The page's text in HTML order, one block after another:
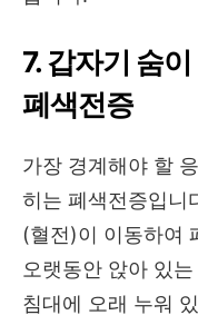
7. 갑자기 숨
폐색전증
가장 경계해야 할
히는 폐색전증입니
(혈전)이 이동하여
오랫동안 앉아 있
침대에 오래 누워